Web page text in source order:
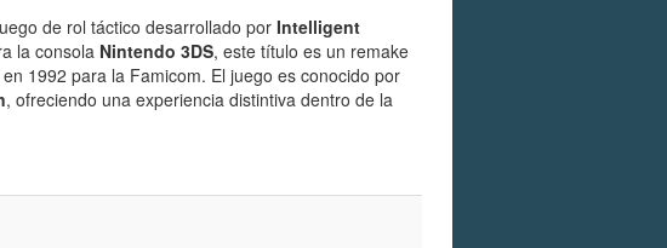
de rol táctico desarrollado porIntelligent
la consola Nintendo 3DS, este título es un remake
1992 para la Famicom. El juego es conocido por
, ofreciendo una experiencia distintiva dentro de la